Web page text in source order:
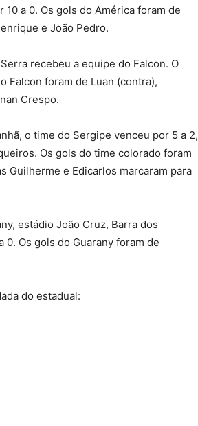
a 0. Os gols do América foram de
e João Pedro.
recebeu a equipe do Falcon. O
Falcon foram de Luan (contra),
Crespo.
o time do Sergipe venceu por 5 a 2,
Os gols do time colorado foram
Guilherme e Edicarlos marcaram para
estádio João Cruz, Barra dos
Os gols do Guarany foram de
do estadual: